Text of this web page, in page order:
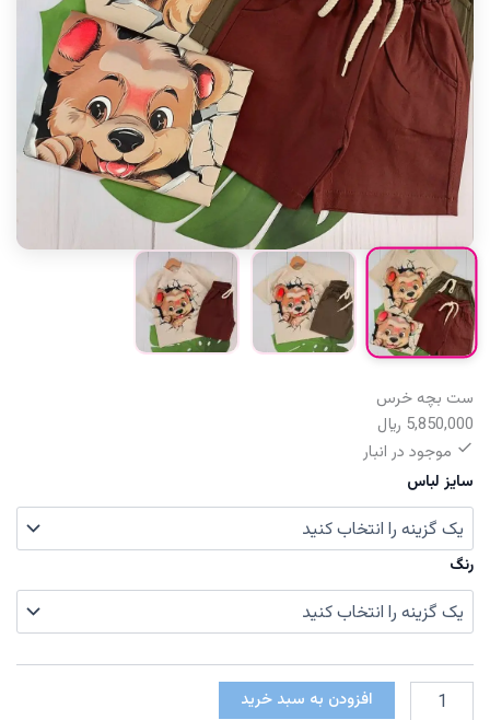
ست بچه خرس
5,850,000 ﷼
موجود در انبار
سایز لباس
رنگ
افزودن به سبد خرید